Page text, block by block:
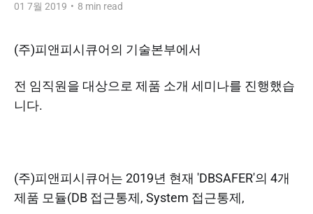
01 7월 2019 • 8 min read
(주)피앤피시큐어의 기술본부에서
전 임직원을 대상으로 제품 소개 세미나를 진행했습
니다.
(주)피앤피시큐어는 2019년 현재 'DBSAFER'의 4개
제품 모듈(DB 접근통제, System 접근통제,